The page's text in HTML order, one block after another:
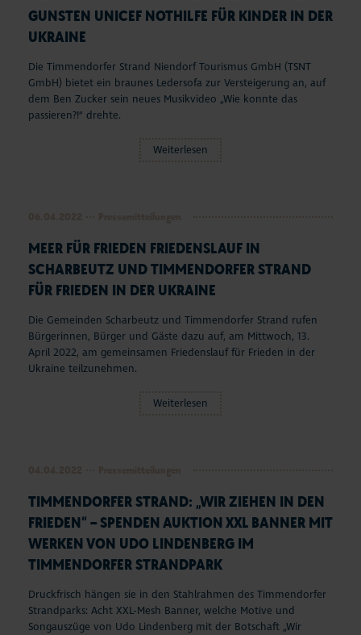
GUNSTEN UNICEF NOTHILFE FÜR KINDER IN DER
UKRAINE
Die Timmendorfer Strand Niendorf Tourismus GmbH (TSNT
GmbH) bietet ein braunes Ledersofa zur Versteigerung an, auf
dem Ben Zucker sein neues Musikvideo „Wie konnte das
passieren?!“ drehte.
Weiterlesen
MEER FÜR FRIEDEN FRIEDENSLAUF IN
SCHARBEUTZ UND TIMMENDORFER STRAND
FÜR FRIEDEN IN DER UKRAINE
Die Gemeinden Scharbeutz und Timmendorfer Strand rufen
Bürgerinnen, Bürger und Gäste dazu auf, am Mittwoch, 13.
April 2022, am gemeinsamen Friedenslauf für Frieden in der
Ukraine teilzunehmen.
Weiterlesen
TIMMENDORFER STRAND: „WIR ZIEHEN IN DEN
FRIEDEN“ – SPENDEN AUKTION XXL BANNER MIT
WERKEN VON UDO LINDENBERG IM
TIMMENDORFER STRANDPARK
Druckfrisch hängen sie in den Stahlrahmen des Timmendorfer
Strandparks: Acht XXL-Mesh Banner, welche Motive und
Songauszüge von Udo Lindenberg mit der Botschaft „Wir